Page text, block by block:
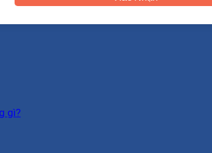
gì?